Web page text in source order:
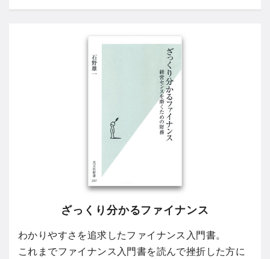
ざっくり分かるファイナンス
わかりやすさを追求したファイナンス入門書。
これまでファイナンス入門書を読んで挫折した方に